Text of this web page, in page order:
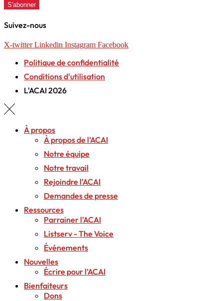
S'abonner
Suivez-nous
X-twitter Linkedin Instagram Facebook
Politique de confidentialité
Conditions d'utilisation
L'ACAI 2026
À propos
À propos de l’ACAI
Notre équipe
Notre travail
Rejoindre l’ACAI
Demandes de presse
Ressources
Parrainer l’ACAI
Listserv - The Voice
Événements
Nouvelles
Écrire pour l’ACAI
Bienfaiteurs
Dons